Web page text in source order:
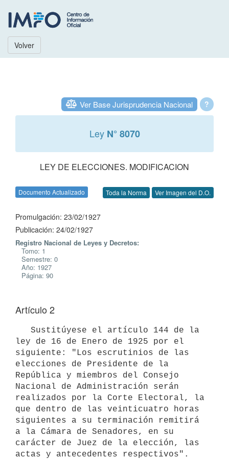
Volver
?
Ver Base Jurisprudencia Nacional
Ley N° 8070
LEY DE ELECCIONES. MODIFICACION
Documento Actualizado Toda la Norma Ver Imagen del D.O.
Promulgación: 23/02/1927
Publicación: 24/02/1927
Registro Nacional de Leyes y Decretos:
Tomo: 1
Semestre: 0
Año: 1927
Página: 90
Artículo 2
ley de 16 de Enero de 1925 por el
siguiente: "Los escrutinios de las
elecciones de Presidente de la
República y miembros del Consejo
Nacional de Administración serán
realizados por la Corte Electoral, la
que dentro de las veinticuatro horas
siguientes a su terminación remitirá
a la Cámara de Senadores, en su
carácter de Juez de la elección, las